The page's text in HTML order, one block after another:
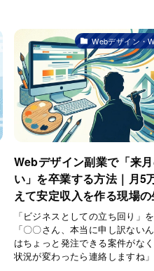
Webデザイン・
Webデザイン副業で「来
い」を卒業する方法｜月5
えて安定収入を作る現場
「ビジネスとしての立ち回り」
「〇〇さん、本当に申し訳ない
はちょっと発注できる案件が
状況が変わったら連絡しますね